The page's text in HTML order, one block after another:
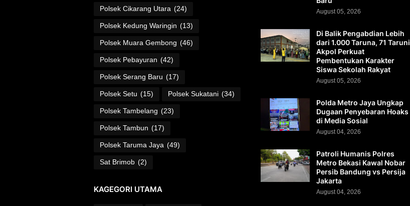
Polsek Cikarang Utara (24)
Polsek Kedung Waringin (13)
Polsek Muara Gembong (46)
Polsek Pebayuran (42)
Polsek Serang Baru (17)
Polsek Setu (15) Polsek Sukatani (34)
Polsek Tambelang (23)
Polsek Tambun (17)
Polsek Taruma Jaya (49)
Sat Brimob (2)
KAGEGORI UTAMA
August 05, 2026
Di Balik Pengabdian Lebih
dari 1.000 Taruna, 71 Taruni
Akpol Perkuat
Pembentukan Karakter
Siswa Sekolah Rakyat
August 05, 2026
Polda Metro Jaya Ungkap
Dugaan Penyebaran Hoaks
di Media Sosial
August 04, 2026
Patroli Humanis Polres
Metro Bekasi Kawal Nobar
Persib Bandung vs Persija
Jakarta
August 04, 2026